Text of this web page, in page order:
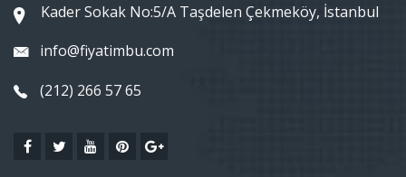
Kader Sokak No:5/A Taşdelen Çekmeköy, İstanbul
info@fiyatimbu.com
(212) 266 57 65